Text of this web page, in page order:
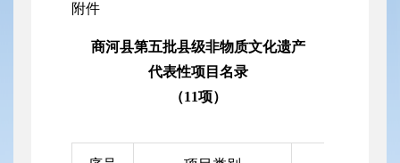
附件
商河县第五批县级非物质文化遗产
代表性项目名录
（11项）